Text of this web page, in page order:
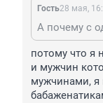
Гость28 мая,
потому что я
и мужчин
мужчинами,